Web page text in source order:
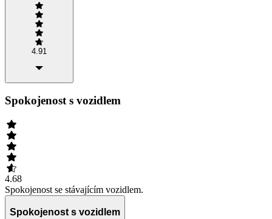
4.91
Spokojenost s vozidlem
4.68
Spokojenost se stávajícím vozidlem.
Spokojenost s vozidlem